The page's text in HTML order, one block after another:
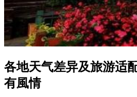
各地天气差异及旅游适
有風情